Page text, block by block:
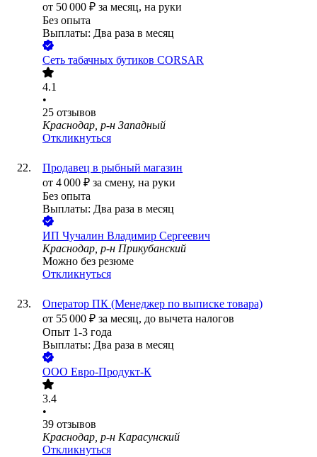
от 50 000 ₽ за месяц, на руки
Без опыта
Выплаты: Два раза в месяц
Сеть табачных бутиков CORSAR
4.1
•
25 отзывов
Краснодар, р-н Западный
Откликнуться
Продавец в рыбный магазин
от 4 000 ₽ за смену, на руки
Без опыта
Выплаты: Два раза в месяц
ИП Чучалин Владимир Сергеевич
Краснодар, р-н Прикубанский
Можно без резюме
Откликнуться
Оператор ПК (Менеджер по выписке товара)
от 55 000 ₽ за месяц, до вычета налогов
Опыт 1-3 года
Выплаты: Два раза в месяц
ООО Евро-Продукт-К
3.4
•
39 отзывов
Краснодар, р-н Карасунский
Откликнуться